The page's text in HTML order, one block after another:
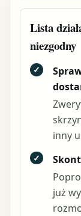
Lista
niezgodny
✓
inny
✓
już